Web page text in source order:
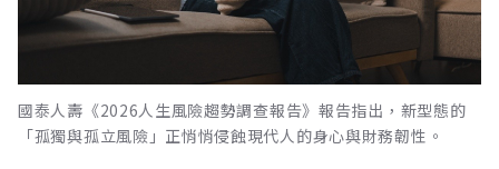
國泰人壽《2026人生風險趨勢調查報告》報告指出，新型態的
「孤獨與孤立風險」正悄悄侵蝕現代人的身心與財務韌性。